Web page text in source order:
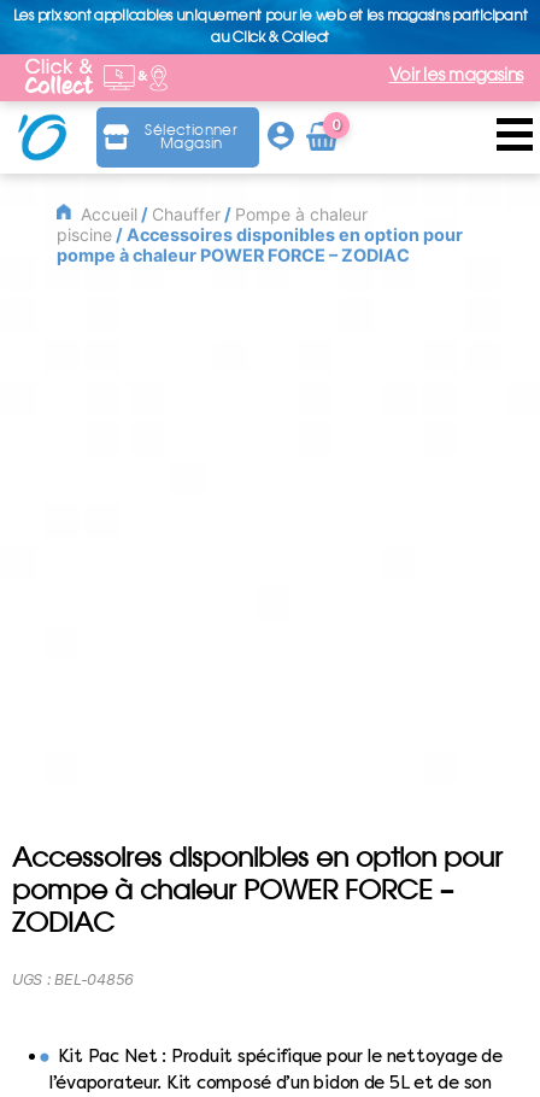
Les prix sont applicables uniquement pour le web et les magasins participant
au Click & Collect
Voir les magasins
Sélectionner
Magasin
0
Arti
cle
Accueil/ Chauffer/ Pompe à chaleur
piscine/ Accessoires disponibles en option pour
pompe à chaleur POWER FORCE – ZODIAC
Accessoires disponibles en option pour
pompe à chaleur POWER FORCE –
ZODIAC
Kit Pac Net : Produit spécifique pour le nettoyage de
l’évaporateur. Kit composé d’un bidon de 5L et de son
UGS :BEL-04856